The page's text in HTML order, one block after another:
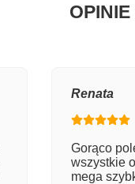
Numer zamówienia
Renata
Gorąco
wszystkie
mega